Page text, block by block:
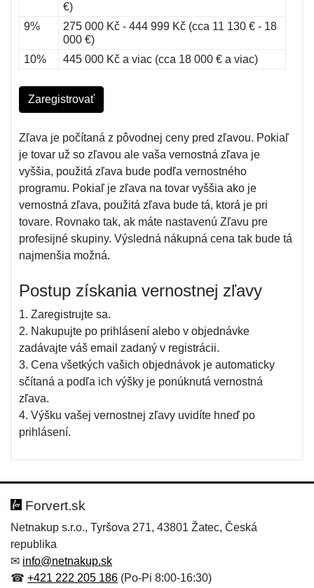
€)
9%
275 000 Kč - 444 999 Kč (cca 11 130 € - 18
000 €)
10%
445 000 Kč a viac (cca 18 000 € a viac)
Zaregistrovať
Zľava je počítaná z pôvodnej ceny pred zľavou. Pokiaľ
je tovar už so zľavou ale vaša vernostná zľava je
vyššia, použitá zľava bude podľa vernostného
programu. Pokiaľ je zľava na tovar vyššia ako je
vernostná zľava, použitá zľava bude tá, ktorá je pri
tovare. Rovnako tak, ak máte nastavenú Zľavu pre
profesijné skupiny. Výsledná nákupná cena tak bude tá
najmenšia možná.
Postup získania vernostnej zľavy
1. Zaregistrujte sa.
2. Nakupujte po prihlásení alebo v objednávke
zadávajte váš email zadaný v registrácii.
3. Cena všetkých vašich objednávok je automaticky
sčítaná a podľa ich výšky je ponúknutá vernostná
zľava.
4. Výšku vašej vernostnej zľavy uvidíte hneď po
prihlásení.
Forvert.sk
Netnakup s.r.o., Tyršova 271, 43801 Žatec, Česká
republika
✉ info@netnakup.sk
☎ +421 222 205 186 (Po-Pi 8:00-16:30)